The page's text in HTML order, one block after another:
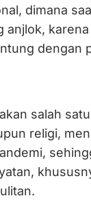
dimana
anjlok,
dengan
salah
religi,